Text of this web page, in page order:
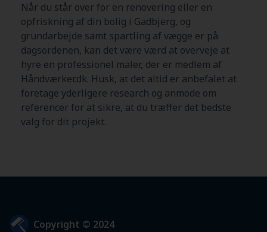
Når du står over for en renovering eller en
opfriskning af din bolig i Gadbjerg, og
grundarbejde samt spartling af vægge er på
dagsordenen, kan det være værd at overveje at
hyre en professionel maler, der er medlem af
Håndværker.dk. Husk, at det altid er anbefalet at
foretage yderligere research og anmode om
referencer for at sikre, at du træffer det bedste
valg for dit projekt.
Copyright © 2024